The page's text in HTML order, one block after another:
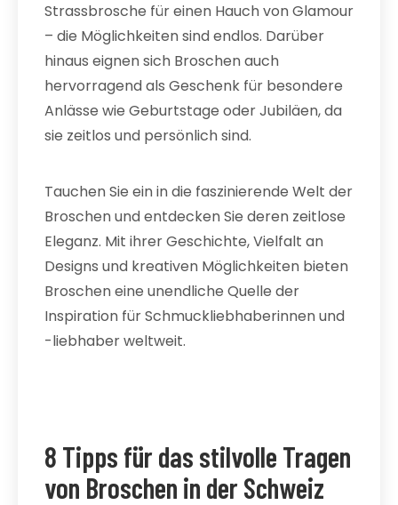
Strassbrosche für einen Hauch von Glamour
– die Möglichkeiten sind endlos. Darüber
hinaus eignen sich Broschen auch
hervorragend als Geschenk für besondere
Anlässe wie Geburtstage oder Jubiläen, da
sie zeitlos und persönlich sind.
Tauchen Sie ein in die faszinierende Welt der
Broschen und entdecken Sie deren zeitlose
Eleganz. Mit ihrer Geschichte, Vielfalt an
Designs und kreativen Möglichkeiten bieten
Broschen eine unendliche Quelle der
Inspiration für Schmuckliebhaberinnen und
-liebhaber weltweit.
8 Tipps für das stilvolle Tragen
von Broschen in der Schweiz